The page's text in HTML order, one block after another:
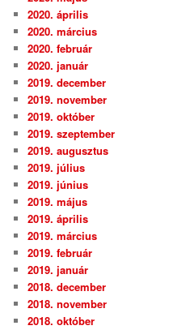
2020. április
2020. március
2020. február
2020. január
2019. december
2019. november
2019. október
2019. szeptember
2019. augusztus
2019. július
2019. június
2019. május
2019. április
2019. március
2019. február
2019. január
2018. december
2018. november
2018. október